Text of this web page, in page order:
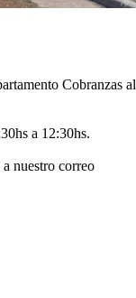
Cobranzas al
a 12:30hs.
nuestro correo